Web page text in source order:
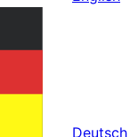
Deutsch